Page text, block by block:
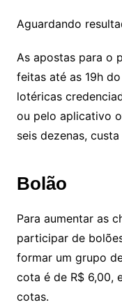
Aguardando
As apostas para o
feitas até as 19h
lotéricas
ou pelo aplicativo
seis dezenas,
Bolão
Para aumentar as
participar de
formar um grupo
cota é de R$ 6,00,
cotas.